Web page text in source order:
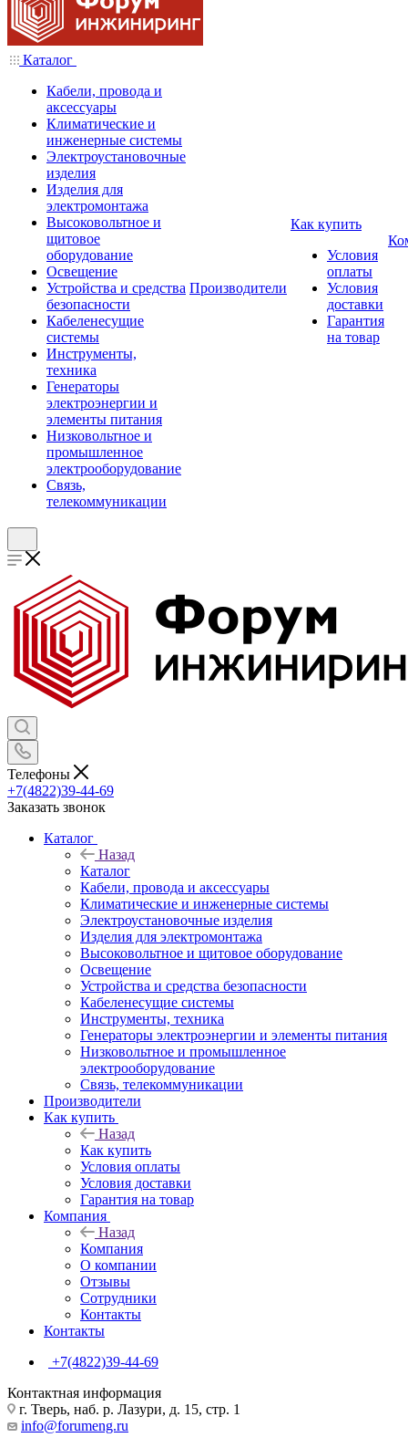
Каталог
Кабели, провода и
аксессуары
Климатические и
инженерные системы
Электроустановочные
изделия
Изделия для
электромонтажа
Высоковольтное и
щитовое
оборудование
Освещение
Устройства и средства
безопасности
Кабеленесущие
системы
Инструменты,
техника
Генераторы
электроэнергии и
элементы питания
Низковольтное и
промышленное
электрооборудование
Связь,
телекоммуникации
Производители
Как купить
Условия
оплаты
Условия
доставки
Гарантия
на товар
Телефоны
+7(4822)39-44-69
Заказать звонок
Каталог
Назад
Каталог
Кабели, провода и аксессуары
Климатические и инженерные системы
Электроустановочные изделия
Изделия для электромонтажа
Высоковольтное и щитовое оборудование
Освещение
Устройства и средства безопасности
Кабеленесущие системы
Инструменты, техника
Генераторы электроэнергии и элементы питания
Низковольтное и промышленное
электрооборудование
Связь, телекоммуникации
Производители
Как купить
Назад
Как купить
Условия оплаты
Условия доставки
Гарантия на товар
Компания
Назад
Компания
О компании
Отзывы
Сотрудники
Контакты
Контакты
+7(4822)39-44-69
Контактная информация
г. Тверь, наб. р. Лазури, д. 15, стр. 1
info@forumeng.ru